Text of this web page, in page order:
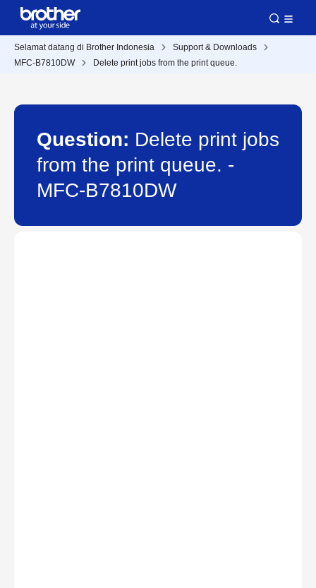
Selamat datang di Brother Indonesia
Support & Downloads
MFC-B7810DW
Delete print jobs from the print queue.
Question: Delete print jobs
from the print queue. -
MFC-B7810DW